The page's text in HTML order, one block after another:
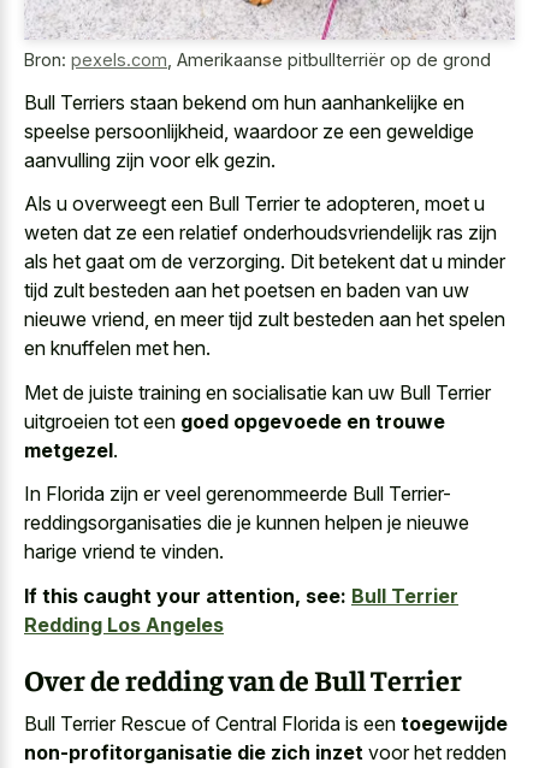
Bron: pexels.com Amerikaanse pitbullterriër op de grond
Bull Terriers staan bekend om hun aanhankelijke en
speelse persoonlijkheid, waardoor ze een geweldige
aanvulling zijn voor elk gezin.
Als u overweegt een Bull Terrier te adopteren, moet u
weten dat ze een relatief onderhoudsvriendelijk ras zijn
als het gaat om de verzorging. Dit betekent dat u minder
tijd zult besteden aan het poetsen en baden van uw
nieuwe vriend, en meer tijd zult besteden aan het spelen
en knuffelen met hen.
Met de juiste training en socialisatie kan uw Bull Terrier
uitgroeien tot een goed opgevoede en trouwe
metgezel.
In Florida zijn er veel gerenommeerde Bull Terrier-
reddingsorganisaties die je kunnen helpen je nieuwe
harige vriend te vinden.
If this caught your attention, see: Bull Terrier
Redding Los Angeles
Over de redding van de Bull Terrier
Bull Terrier Rescue of Central Florida is een toegewijde
non-profitorganisatie die zich inzet voor het redden